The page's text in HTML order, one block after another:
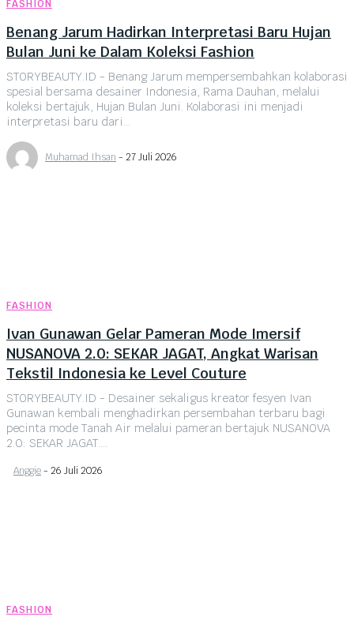
FASHION
Benang Jarum Hadirkan Interpretasi Baru Hujan
Bulan Juni ke Dalam Koleksi Fashion
STORYBEAUTY.ID - Benang Jarum mempersembahkan kolaborasi
spesial bersama desainer Indonesia, Rama Dauhan, melalui
koleksi bertajuk, Hujan Bulan Juni. Kolaborasi ini menjadi
interpretasi baru dari...
Muhamad Ihsan - 27 Juli 2026
FASHION
Ivan Gunawan Gelar Pameran Mode Imersif
NUSANOVA 2.0: SEKAR JAGAT, Angkat Warisan
Tekstil Indonesia ke Level Couture
STORYBEAUTY.ID - Desainer sekaligus kreator fesyen Ivan
Gunawan kembali menghadirkan persembahan terbaru bagi
pecinta mode Tanah Air melalui pameran bertajuk NUSANOVA
2.0: SEKAR JAGAT....
Anggie- 26 Juli 2026
FASHION